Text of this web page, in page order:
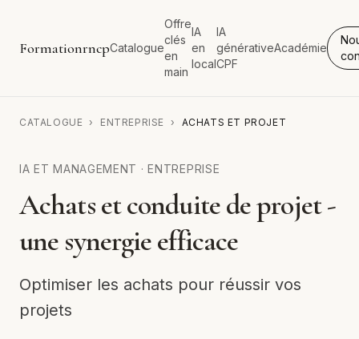
FormationrncpCatalogue
Offre
clés
en
main
IA
en
local
IA
générative
CPF
Académie
CATALOGUE › ENTREPRISE › ACHATS ET PROJET
IA ET MANAGEMENT ·ENTREPRISE
Achats et conduite de projet -
une synergie efficace
Optimiser les achats pour réussir vos
projets